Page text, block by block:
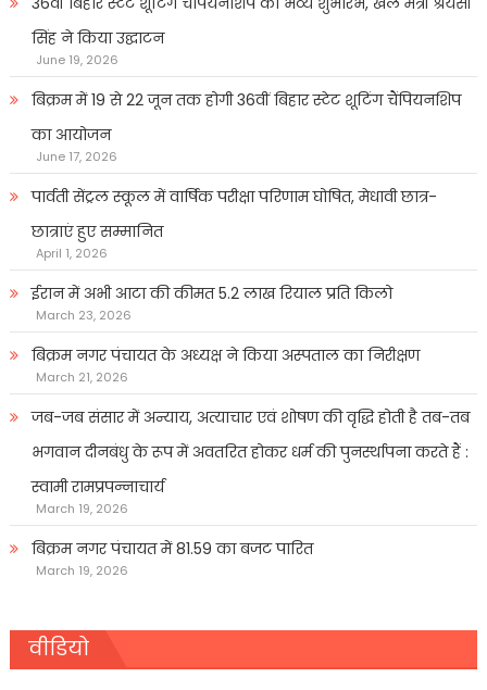
सिंह ने किया उद्घाटन
June 19, 2026
बिक्रम में 19 से 22 जून तक होगी 36वीं बिहार स्टेट शूटिंग चैंपियनशिप
का आयोजन
June 17, 2026
पार्वती सेंट्रल स्कूल में वार्षिक परीक्षा परिणाम घोषित, मेधावी छात्र-
छात्राएं हुए सम्मानित
April 1, 2026
ईरान में अभी आटा की कीमत 5.2 लाख रियाल प्रति किलो
March 23, 2026
बिक्रम नगर पंचायत के अध्यक्ष ने किया अस्पताल का निरीक्षण
March 21, 2026
जब-जब संसार में अन्याय, अत्याचार एवं शोषण की वृद्धि होती है तब-तब
भगवान दीनबंधु के रूप में अवतरित होकर धर्म की पुनर्स्थापना करते हैं :
स्वामी रामप्रपन्नाचार्य
March 19, 2026
बिक्रम नगर पंचायत में 81.59 का बजट पारित
March 19, 2026
वीडियो